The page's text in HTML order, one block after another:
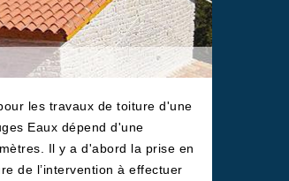
les travaux de toiture d'une
Eaux dépend d'une
Il y a d'abord la prise en
de l’intervention à effectuer